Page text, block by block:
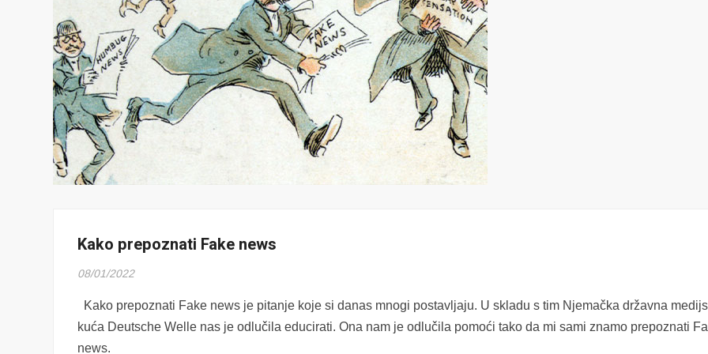
Kako prepoznati Fake news
08/01/2022
Kako prepoznati Fake news je pitanje koje si danas mnogi postavljaju. U skladu s tim Njemačka državna
kuća Deutsche Welle nas je odlučila educirati. Ona nam je odlučila pomoći tako da mi sami znamo prepoznati
news.